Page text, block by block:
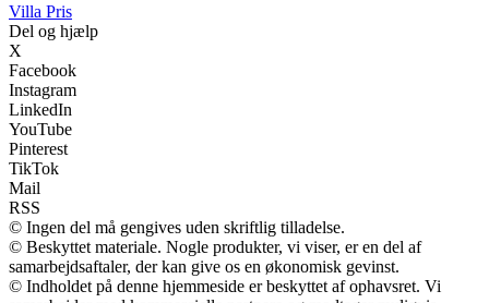
Villa Pris
Del og hjælp
X
Facebook
Instagram
LinkedIn
YouTube
Pinterest
TikTok
Mail
RSS
© Ingen del må gengives uden skriftlig tilladelse.
© Beskyttet materiale. Nogle produkter, vi viser, er en del af
samarbejdsaftaler, der kan give os en økonomisk gevinst.
© Indholdet på denne hjemmeside er beskyttet af ophavsret. Vi